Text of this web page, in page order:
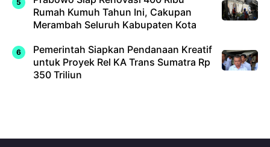
Rumah Kumuh Tahun Ini, Cakupan
Merambah Seluruh Kabupaten Kota
Pemerintah Siapkan Pendanaan Kreatif
untuk Proyek Rel KA Trans Sumatra Rp
350 Triliun